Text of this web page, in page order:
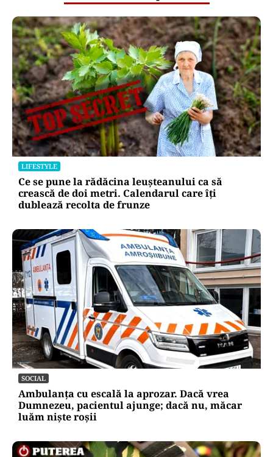
LIFESTYLE
Ce se pune la rădăcina leușteanului ca să
crească de doi metri. Calendarul care îți
dublează recolta de frunze
SOCIAL
Ambulanța cu escală la aprozar. Dacă vrea
Dumnezeu, pacientul ajunge; dacă nu, măcar
luăm niște roșii